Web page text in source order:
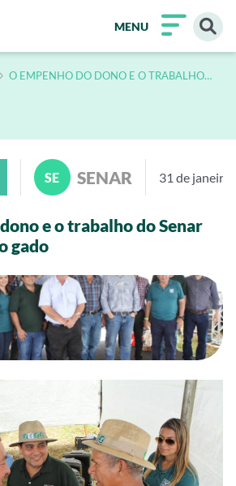
MENU
O EMPENHO DO DONO E O TRABALHO
SE SENAR 31 de janeiro
e o trabalho do Senar
gado